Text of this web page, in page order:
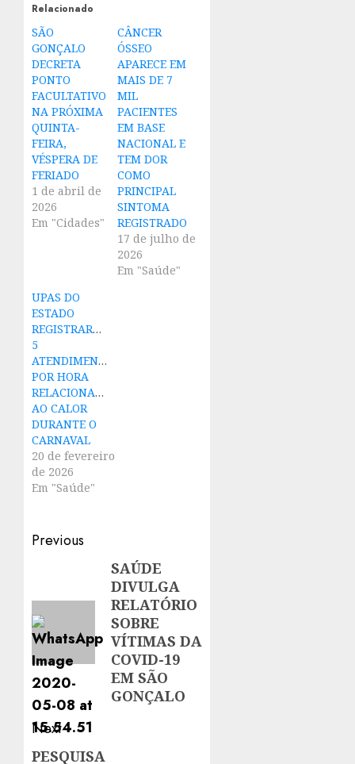
Relacionado
SÃO
GONÇALO
DECRETA
PONTO
FACULTATIVO
NA PRÓXIMA
QUINTA-
FEIRA,
VÉSPERA DE
FERIADO
1 de abril de
2026
Em "Cidades"
CÂNCER
ÓSSEO
APARECE EM
MAIS DE 7
MIL
PACIENTES
EM BASE
NACIONAL E
TEM DOR
COMO
PRINCIPAL
SINTOMA
REGISTRADO
17 de julho de
2026
Em "Saúde"
UPAS DO
ESTADO
REGISTRARAM
5
ATENDIMENTOS
POR HORA
RELACIONADOS
AO CALOR
DURANTE O
CARNAVAL
20 de fevereiro
de 2026
Em "Saúde"
Post
navigation
Previous
SAÚDE
DIVULGA
RELATÓRIO
SOBRE
VÍTIMAS DA
COVID-19
EM SÃO
GONÇALO
Next
Next
PESQUISA